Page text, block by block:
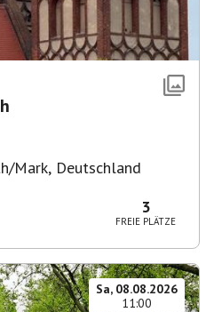
Mark, Deutschland
3
FREIE PLÄTZE
Sa, 08.08.2026
11:00